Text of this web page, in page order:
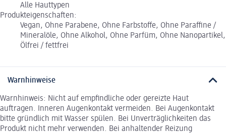
Alle Hauttypen
Produkteigenschaften:
Vegan, Ohne Parabene, Ohne Farbstoffe, Ohne Paraffine /
Mineralöle, Ohne Alkohol, Ohne Parfüm, Ohne Nanopartikel,
Ölfrei / fettfrei
Warnhinweise
Warnhinweis: Nicht auf empfindliche oder gereizte Haut
auftragen. Inneren Augenkontakt vermeiden. Bei Augenkontakt
bitte gründlich mit Wasser spülen. Bei Unverträglichkeiten das
Produkt nicht mehr verwenden. Bei anhaltender Reizung